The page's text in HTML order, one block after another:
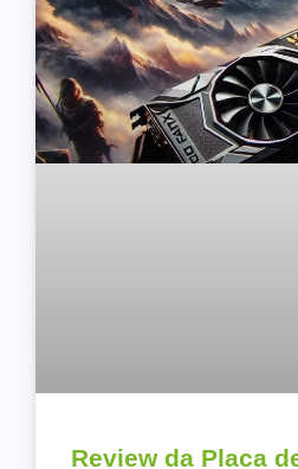
Review da Placa